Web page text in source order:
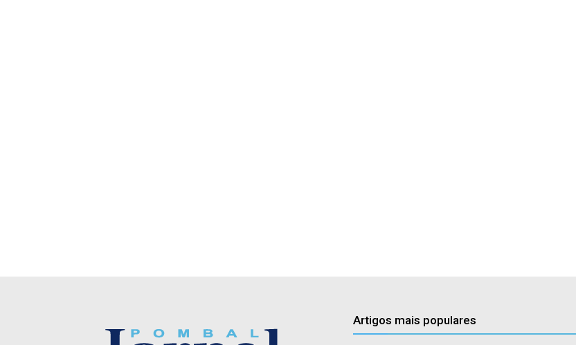
Artigos mais populares